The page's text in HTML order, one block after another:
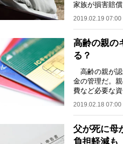
家族が損害賠
抱えるリスク
2019.02.19 07:00
高齢の親の
る？
高齢の親が認
金の管理だ。
費など必要な
スは珍しく
2019.02.18 07:00
父が死に母
負担軽減も